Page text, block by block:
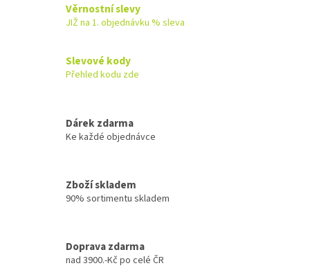
Věrnostní slevy
JIŽ na 1. objednávku % sleva
Slevové kody
Přehled kodu zde
Dárek zdarma
Ke každé objednávce
Zboží skladem
90% sortimentu skladem
Doprava zdarma
nad 3900.-Kč po celé ČR